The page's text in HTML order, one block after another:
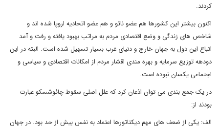
کردند.
اکنون بیشتر این کشورها هم عضو ناتو و هم عضو اتحادیه اروپا شده اند و
شاخص های زندگی و وضع اقتصادی مردم به مراتب بهبود یافته و رفت و آمد
اتباع این دول به جهان خارج و دنیای غرب بسیار تسهیل شده است. البته در این
دودهه توزیع سرمایه و بهره مندی اقشار مردم از امکانات اقتصادی و سیاسی و
اجتماعی یکسان نبوده است.
در یک جمع بندی می توان اذعان کرد که علل اصلی سقوط چائوشسکو عبارت
بودند از:
الف: یکی از ضعف های مهم دیکتاتورها اعتماد به نفس بیش از حد بود. در جهان